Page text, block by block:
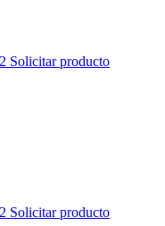
Solicitar producto
Solicitar producto